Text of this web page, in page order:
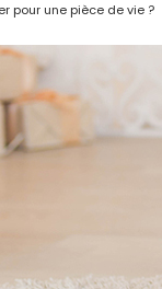
pour une pièce de vie ?